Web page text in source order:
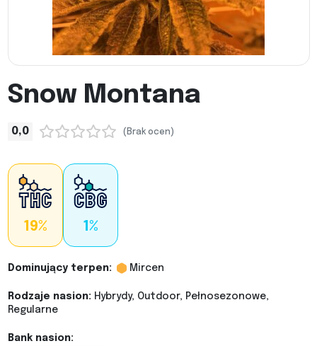
Snow Montana
0,0 (Brak ocen)
19% 1%
Dominujący terpen: Mircen
Rodzaje nasion: Hybrydy, Outdoor, Pełnosezonowe,
Regularne
Bank nasion: